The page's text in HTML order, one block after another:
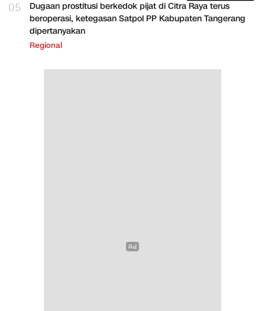
05
Dugaan prostitusi berkedok pijat di Citra Raya terus
beroperasi, ketegasan Satpol PP Kabupaten Tangerang
dipertanyakan
Regional